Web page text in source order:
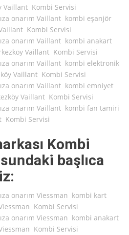
Vaillant Kombi Servisi
onarım Vaillant kombi eşanjör
Kombi Servisi
onarım Vaillant kombi anakart
Vaillant Kombi Servisi
onarım Vaillant kombi elektronik
Vaillant Kombi Servisi
onarım Vaillant kombi emniyet
Vaillant Kombi Servisi
onarım Vaillant kombi fan tamiri
Kombi Servisi
Kombi
başlıca
onarım Viessman kombi kart
Kombi Servisi
onarım Viessman kombi anakart
Kombi Servisi